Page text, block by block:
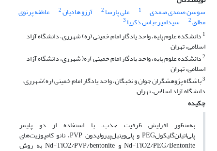
سوسن صمدی صمدی
1 علی پارسا 2 آرزو هادیان2 عاطفه پرتوی
مطلق2 سیدامیرعباس ذکریا 3
1 دانشکده علوم پایه، واحد یادگار امام خمینی (ره) شهرری، دانشگاه آزاد
اسلامی، تهران
2دانشکده علوم پایه، واحد یادگار امام خمینی )ره( شهرری، دانشگاه آزاد
اسلامی، تهران
3باشگاه پژوهشگران جوان و نخبگان، واحد یادگار امام خمینی (ره)شهرری،
دانشگاه آزاد اسلامی، تهران
چکیده
به‌منظور افزایش ظرفیت جذب، با استفاده از دو پلیمر
پلی‌اتیلن‌گلیکولPEG و پلی‌وینیل‌پیرولیدون PVP، نانو کامپوزیت‌های
Nd-TiO2/PEG/Bentonite و Nd-TiO2/PVP/bentonite به روش